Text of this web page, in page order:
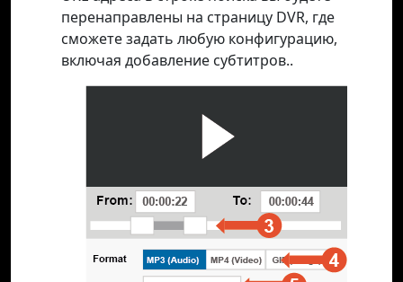
перенаправлены на страницу DVR, где
сможете задать любую конфигурацию,
включая добавление субтитров..